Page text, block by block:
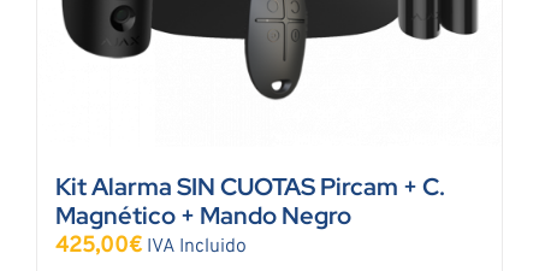
Kit Alarma SIN CUOTAS Pircam + C.
Magnético + Mando Negro
425,00€ IVA Incluido